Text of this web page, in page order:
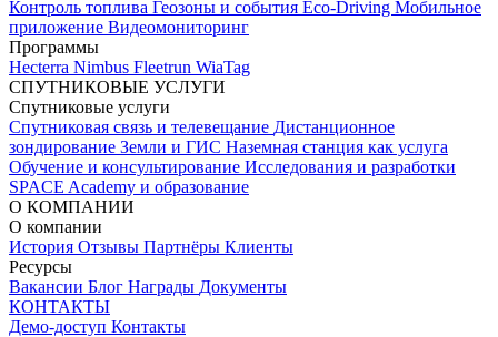
Контроль топлива Геозоны и события Eco-Driving Мобильное
приложение Видеомониторинг
Программы
Hecterra Nimbus Fleetrun WiaTag
СПУТНИКОВЫЕ УСЛУГИ
Спутниковые услуги
Спутниковая связь и телевещание Дистанционное
зондирование Земли и ГИС Наземная станция как услуга
Обучение и консультирование Исследования и разработки
SPACE Academy и образование
О КОМПАНИИ
О компании
История Отзывы Партнёры Клиенты
Ресурсы
Вакансии Блог Награды Документы
КОНТАКТЫ
Демо-доступ Контакты